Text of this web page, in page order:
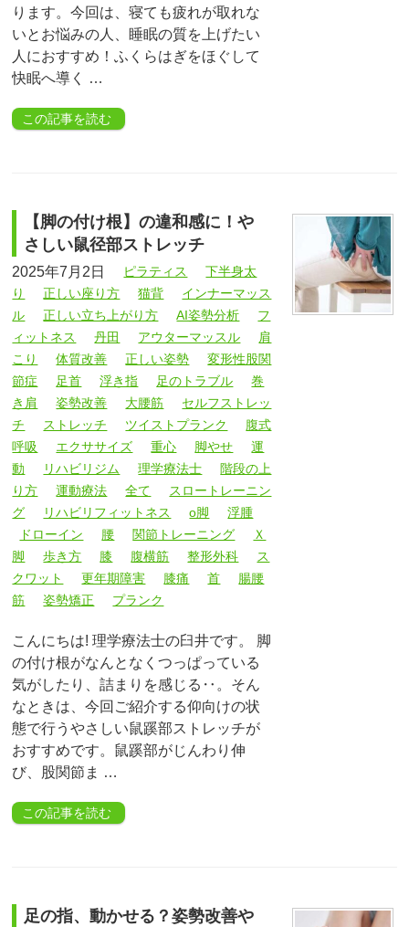
ります。今回は、寝ても疲れが取れな
いとお悩みの人、睡眠の質を上げたい
人におすすめ！ふくらはぎをほぐして
快眠へ導く …
この記事を読む
【脚の付け根】の違和感に！や
さしい鼠径部ストレッチ
2025年7月2日 ピラティス
下半身太
り
正しい座り方 猫背
インナーマッス
ル
正しい立ち上がり方 AI姿勢分析
フ
ィットネス
丹田 アウターマッスル
肩
こり
体質改善 正しい姿勢
変形性股関
節症
足首 浮き指 足のトラブル
巻
き肩
姿勢改善 大腰筋
セルフストレッ
チ
ストレッチ ツイストプランク
腹式
呼吸
エクササイズ 重心 脚やせ
運
動
リハビリジム 理学療法士
階段の上
り方
運動療法 全て
スロートレーニン
グ
リハビリフィットネス o脚
浮腫
ドローイン
腰 関節トレーニング
Ｘ
脚
歩き方 膝 腹横筋 整形外科
ス
クワット
更年期障害 膝痛 首
腸腰
筋
姿勢矯正 プランク
こんにちは! 理学療法士の臼井です。 脚
の付け根がなんとなくつっぱっている
気がしたり、詰まりを感じる‥。そん
なときは、今回ご紹介する仰向けの状
態で行うやさしい鼠蹊部ストレッチが
おすすめです。鼠蹊部がじんわり伸
び、股関節ま …
この記事を読む
足の指、動かせる？姿勢改善や